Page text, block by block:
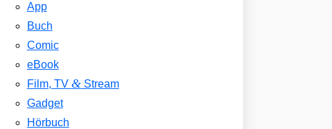
App
Buch
Comic
eBook
Film, TV &Stream
Gadget
Hörbuch